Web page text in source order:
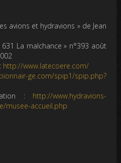
avions et hydravions » de Jean
631 La malchance » n°393 août
http://www.latecoere.com/
ge.com/spip1/spip.php?
: http://www.hydravions-
musee-accueil.php